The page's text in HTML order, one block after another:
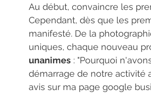
Au début, convaincre les
Cependant, dès que les
manifesté. De la
uniques, chaque nouveau
unanimes : "Pourquoi
démarrage de notre activité
avis sur ma page google